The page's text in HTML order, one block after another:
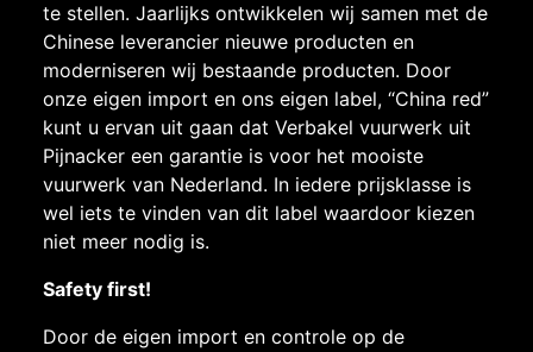
te stellen. Jaarlijks ontwikkelen wij samen met de
Chinese leverancier nieuwe producten en
moderniseren wij bestaande producten. Door
onze eigen import en ons eigen label, “China red”
kunt u ervan uit gaan dat Verbakel vuurwerk uit
Pijnacker een garantie is voor het mooiste
vuurwerk van Nederland. In iedere prijsklasse is
wel iets te vinden van dit label waardoor kiezen
niet meer nodig is.
Safety first!
Door de eigen import en controle op de